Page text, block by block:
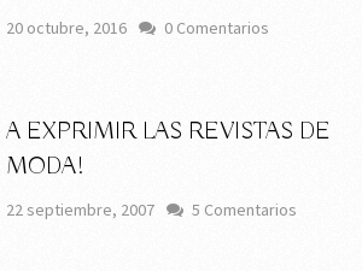
20 octubre, 2016 0 Comentarios
A EXPRIMIR LAS REVISTAS DE
MODA!
22 septiembre, 2007 5 Comentarios